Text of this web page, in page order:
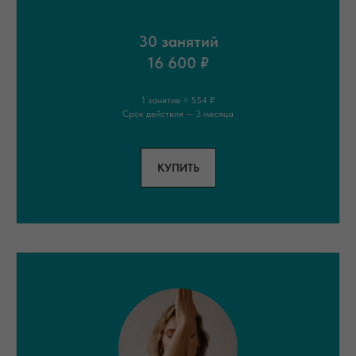
30 занятий
16 600 ₽
1 занятие = 554 ₽
Срок действия — 3 месяца
КУПИТЬ